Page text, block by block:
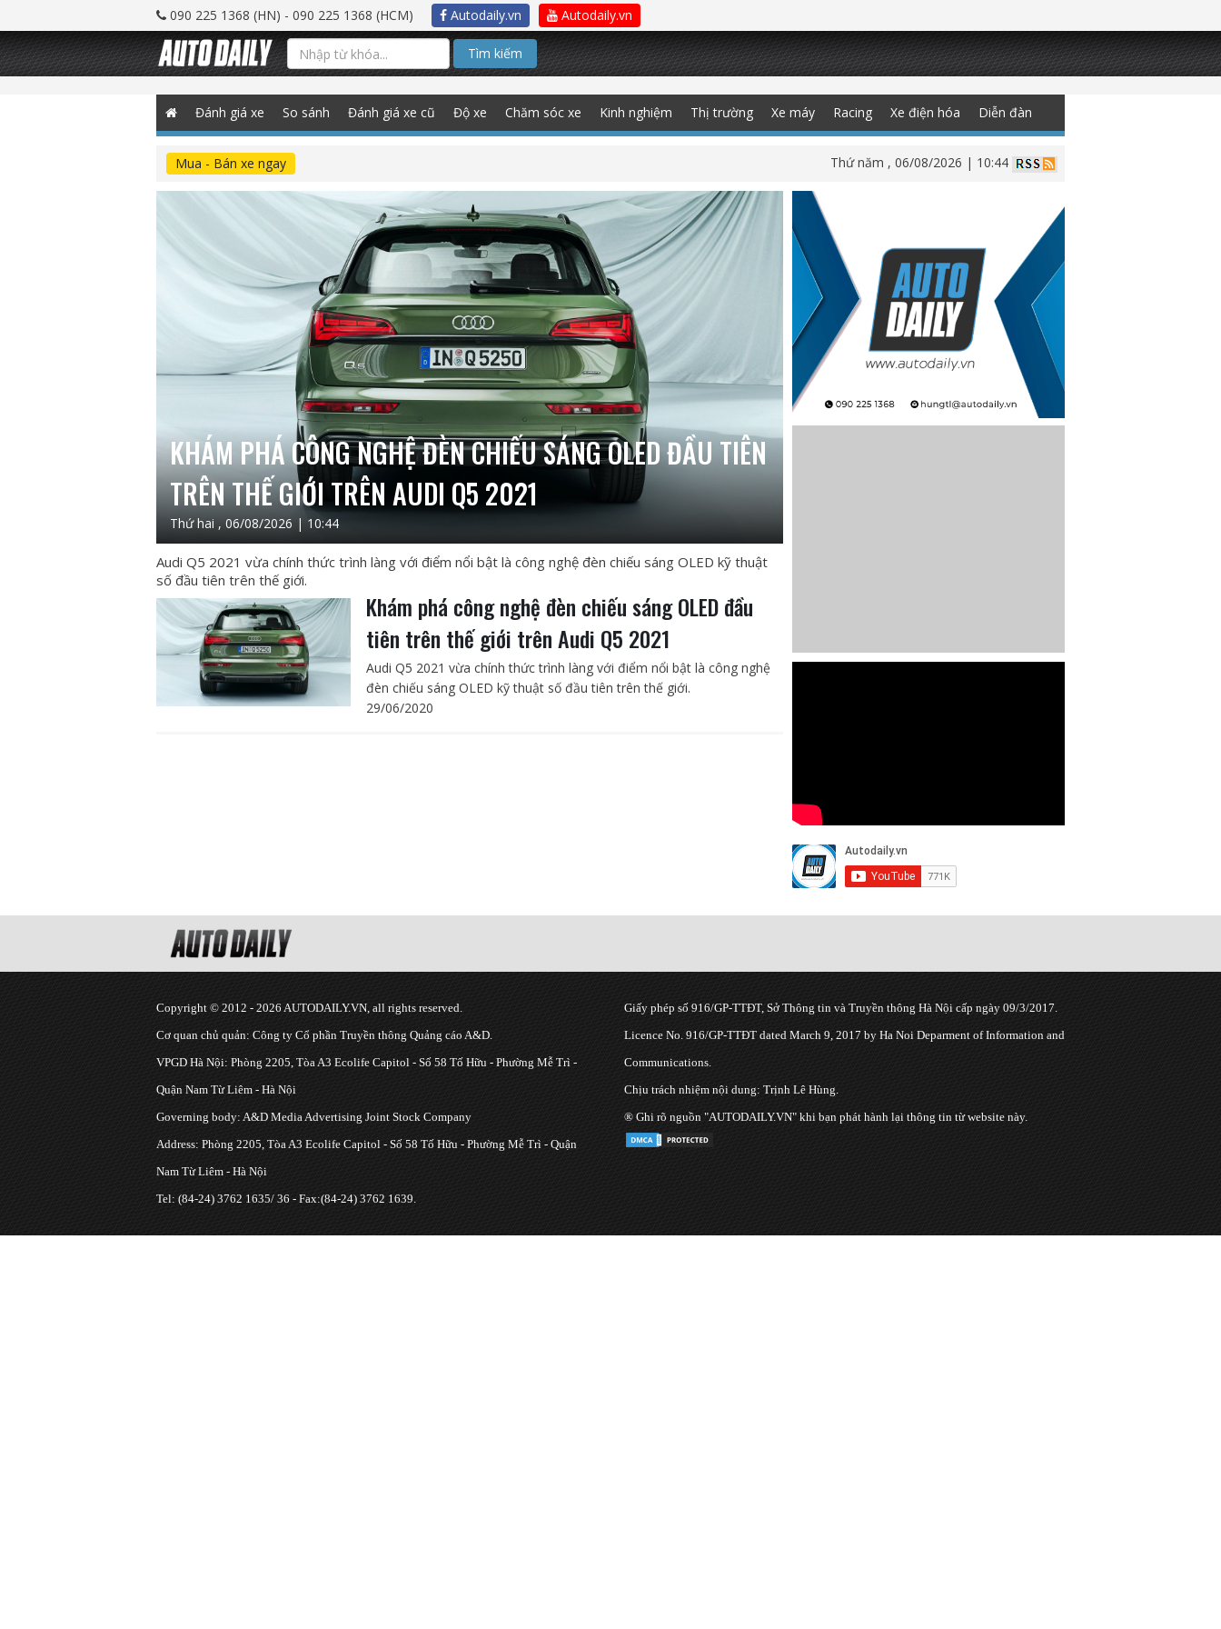
090 225 1368 (HN) - 090 225 1368 (HCM) Autodaily.vn Autodaily.vn
Tìm kiếm
Đánh giá xe So sánh Đánh giá xe cũ Độ xe Chăm sóc xe Kinh nghiệm Thị trường Xe máy Racing Xe điện hóa Diễn đàn
Mua - Bán xe ngay Thứ năm , 06/08/2026 | 10:44
KHÁM PHÁ CÔNG NGHỆ ĐÈN CHIẾU SÁNG OLED ĐẦU TIÊN
TRÊN THẾ GIỚI TRÊN AUDI Q5 2021
Thứ hai , 06/08/2026 | 10:44
Audi Q5 2021 vừa chính thức trình làng với điểm nổi bật là công nghệ đèn chiếu sáng OLED kỹ thuật
số đầu tiên trên thế giới.
Khám phá công nghệ đèn chiếu sáng OLED đầu
tiên trên thế giới trên Audi Q5 2021
Audi Q5 2021 vừa chính thức trình làng với điểm nổi bật là công nghệ
đèn chiếu sáng OLED kỹ thuật số đầu tiên trên thế giới.
29/06/2020
Copyright © 2012 - 2026 AUTODAILY.VN, all rights reserved.
Cơ quan chủ quản: Công ty Cổ phần Truyền thông Quảng cáo A&D.
VPGD Hà Nội: Phòng 2205, Tòa A3 Ecolife Capitol - Số 58 Tố Hữu - Phường Mễ Trì -
Quận Nam Từ Liêm - Hà Nội
Governing body: A&D Media Advertising Joint Stock Company
Address: Phòng 2205, Tòa A3 Ecolife Capitol - Số 58 Tố Hữu - Phường Mễ Trì - Quận
Nam Từ Liêm - Hà Nội
Tel: (84-24) 3762 1635/ 36 - Fax:(84-24) 3762 1639.
Giấy phép số 916/GP-TTĐT, Sở Thông tin và Truyền thông Hà Nội cấp ngày 09/3/2017.
Licence No. 916/GP-TTĐT dated March 9, 2017 by Ha Noi Deparment of Information and
Communications.
Chịu trách nhiệm nội dung: Trịnh Lê Hùng.
® Ghi rõ nguồn "AUTODAILY.VN" khi bạn phát hành lại thông tin từ website này.